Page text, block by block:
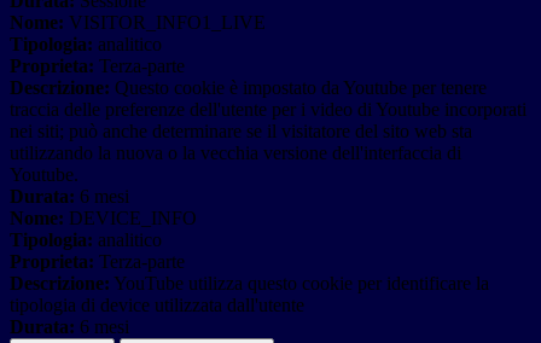
Nome: VISITOR_INFO1_LIVE
Tipologia: analitico
Proprieta: Terza-parte
Descrizione: Questo cookie è impostato da Youtube per tenere
traccia delle preferenze dell'utente per i video di Youtube incorporati
nei siti; può anche determinare se il visitatore del sito web sta
utilizzando la nuova o la vecchia versione dell'interfaccia di
Youtube.
Durata: 6 mesi
Nome: DEVICE_INFO
Tipologia: analitico
Proprieta: Terza-parte
Descrizione: YouTube utilizza questo cookie per identificare la
tipologia di device utilizzata dall'utente
Durata: 6 mesi